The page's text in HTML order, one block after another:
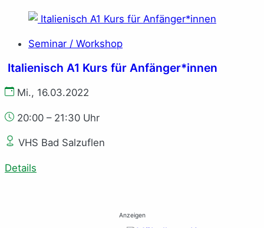
Seminar / Workshop
Italienisch A1 Kurs für Anfänger*innen
Mi., 16.03.2022
20:00 – 21:30 Uhr
VHS Bad Salzuflen
Details
Anzeigen